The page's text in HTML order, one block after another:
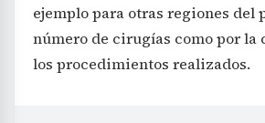
ejemplo para otras regiones del
número de cirugías como por la
los procedimientos realizados.